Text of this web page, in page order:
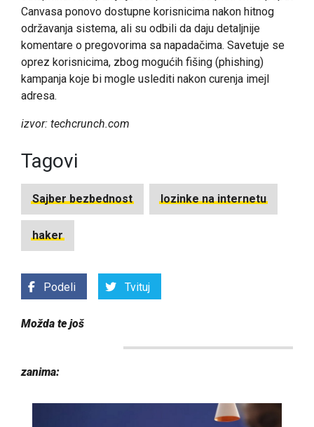
Canvasa ponovo dostupne korisnicima nakon hitnog
održavanja sistema, ali su odbili da daju detaljnije
komentare o pregovorima sa napadačima. Savetuje se
oprez korisnicima, zbog mogućih fišing (phishing)
kampanja koje bi mogle uslediti nakon curenja imejl
adresa.
izvor: techcrunch.com
Tagovi
Sajber bezbednost lozinke na internetu
haker
Podeli Tvituj
Možda te još
zanima: